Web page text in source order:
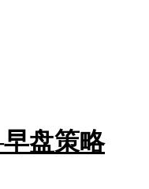
盘策略